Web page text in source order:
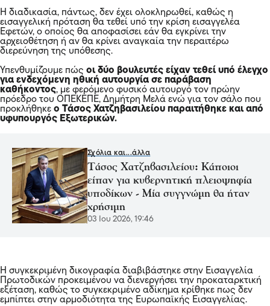
Η διαδικασία, πάντως, δεν έχει ολοκληρωθεί, καθώς η
εισαγγελική πρόταση θα τεθεί υπό την κρίση εισαγγελέα
Εφετών, ο οποίος θα αποφασίσει εάν θα εγκρίνει την
αρχειοθέτηση ή αν θα κρίνει αναγκαία την περαιτέρω
διερεύνηση της υπόθεσης.
Υπενθυμίζουμε πώς οι δύο βουλευτές είχαν τεθεί υπό έλεγχο
για ενδεχόμενη ηθική αυτουργία σε παράβαση
καθήκοντος, με φερόμενο φυσικό αυτουργό τον πρώην
πρόεδρο του ΟΠΕΚΕΠΕ, Δημήτρη Μελά ενώ για τον σάλο που
προκλήθηκε ο Τάσος Χατζηβασιλείου παραιτήθηκε και από
υφυπουργός Εξωτερικών.
Σχόλια και...άλλα
Τάσος Χατζηβασιλείου: Κάποιοι
είπαν για κυβερνητική πλειοψηφία
υποδίκων - Μία συγγνώμη θα ήταν
χρήσιμη
03 Ιου 2026, 19:46
Η συγκεκριμένη δικογραφία διαβιβάστηκε στην Εισαγγελία
Πρωτοδικών προκειμένου να διενεργήσει την προκαταρκτική
εξέταση, καθώς το συγκεκριμένο αδίκημα κρίθηκε πως δεν
εμπίπτει στην αρμοδιότητα της Ευρωπαϊκής Εισαγγελίας.